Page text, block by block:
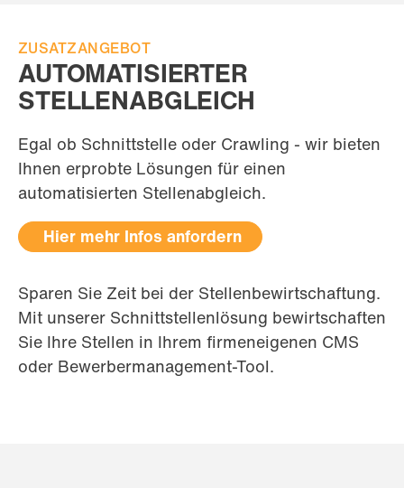
ZUSATZANGEBOT
AUTOMATISIERTER
STELLENABGLEICH
Egal ob Schnittstelle oder Crawling - wir bieten
Ihnen erprobte Lösungen für einen
automatisierten Stellenabgleich.
Hier mehr Infos anfordern
Sparen Sie Zeit bei der Stellenbewirtschaftung.
Mit unserer Schnittstellenlösung bewirtschaften
Sie Ihre Stellen in Ihrem firmeneigenen CMS
oder Bewerbermanagement-Tool.